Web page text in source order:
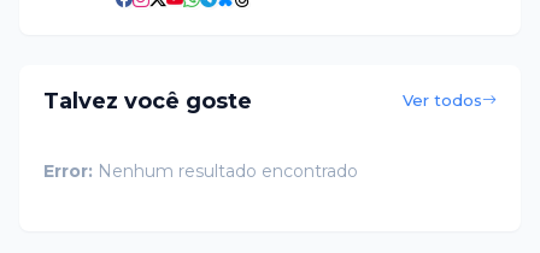
Talvez você goste Ver todos
Error: Nenhum resultado encontrado